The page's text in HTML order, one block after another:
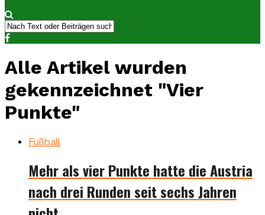
Alle Artikel wurden
gekennzeichnet "Vier
Punkte"
Fußball
Mehr als vier Punkte hatte die Austria
nach drei Runden seit sechs Jahren